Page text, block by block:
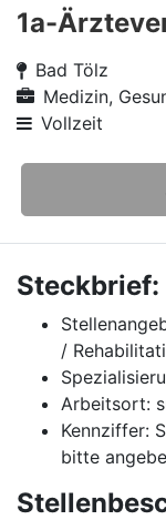
1a-
Bad Tölz
Medizin,
Vollzeit
Steckbrief:
/
Arbeitsort:
Kennziffer:
bitte